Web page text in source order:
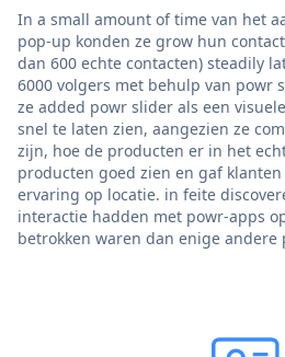
In a small amount of time van het
pop-up konden ze grow hun
dan 600 echte contacten) steadily
6000 volgers met behulp van powr
ze added powr slider als een
snel te laten zien, aangezien ze
zijn, hoe de producten er in het
producten goed zien en gaf
ervaring op locatie. in feite
interactie hadden met powr-apps
betrokken waren dan enige andere